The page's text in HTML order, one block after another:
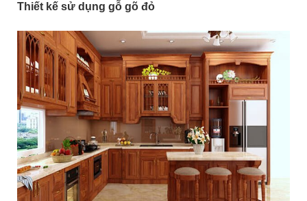
Thiết kế sử dụng gỗ gõ đỏ